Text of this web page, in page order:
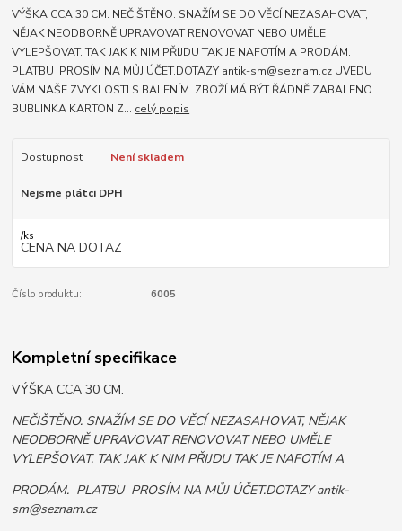
VÝŠKA CCA 30 CM. NEČIŠTĚNO. SNAŽÍM SE DO VĚCÍ NEZASAHOVAT,
NĚJAK NEODBORNĚ UPRAVOVAT RENOVOVAT NEBO UMĚLE
VYLEPŠOVAT. TAK JAK K NIM PŘIJDU TAK JE NAFOTÍM A PRODÁM.
PLATBU PROSÍM NA MŮJ ÚČET.DOTAZY antik-sm@seznam.cz UVEDU
VÁM NAŠE ZVYKLOSTI S BALENÍM. ZBOŽÍ MÁ BÝT ŘÁDNĚ ZABALENO
BUBLINKA KARTON Z... celý popis
Dostupnost Není skladem
Nejsme plátci DPH
/ks
CENA NA DOTAZ
Číslo produktu: 6005
Kompletní specifikace
VÝŠKA CCA 30 CM.
NEČIŠTĚNO. SNAŽÍM SE DO VĚCÍ NEZASAHOVAT, NĚJAK
NEODBORNĚ UPRAVOVAT RENOVOVAT NEBO UMĚLE
VYLEPŠOVAT. TAK JAK K NIM PŘIJDU TAK JE NAFOTÍM A
PRODÁM. PLATBU PROSÍM NA MŮJ ÚČET.DOTAZY antik-
sm@seznam.cz